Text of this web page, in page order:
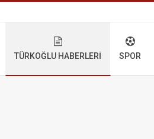
TÜRKOĞLU HABERLERI SPOR